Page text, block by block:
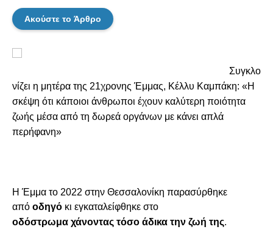
Ακούστε το Άρθρο
Συγκλο
νίζει η μητέρα της 21χρονης Έμμας, Κέλλυ Καμπάκη: «Η
σκέψη ότι κάποιοι άνθρωποι έχουν καλύτερη ποιότητα
ζωής μέσα από τη δωρεά οργάνων με κάνει απλά
περήφανη»
H Έμμα το 2022 στην Θεσσαλονίκη παρασύρθηκε
από οδηγό κι εγκαταλείφθηκε στο
οδόστρωμα χάνοντας τόσο άδικα την ζωή της.